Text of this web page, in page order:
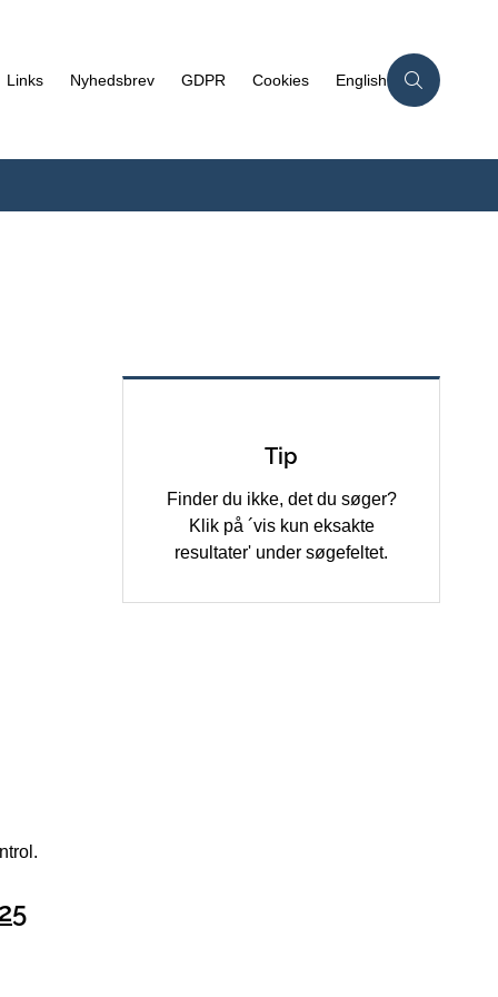
Links Nyhedsbrev GDPR Cookies English
Tip
Finder du ikke, det du søger?
Klik på ´vis kun eksakte
resultater' under søgefeltet.